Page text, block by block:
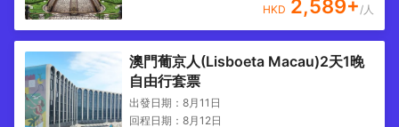
HKD 2,589+ /人
澳門葡京人(Lisboeta Macau)2天1晚
自由行套票
出發日期： 8月11日
回程日期： 8月12日